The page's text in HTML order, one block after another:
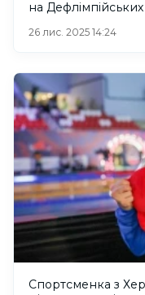
на Дефлімпійських
26 лис. 2025 14:24
Спортсменка з